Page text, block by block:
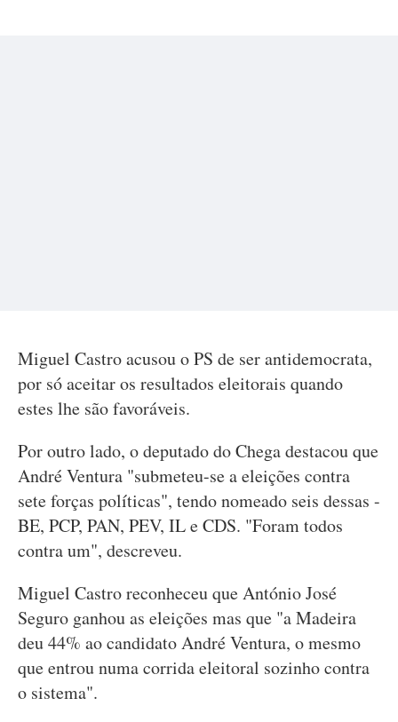
Miguel Castro acusou o PS de ser antidemocrata,
por só aceitar os resultados eleitorais quando
estes lhe são favoráveis.
Por outro lado, o deputado do Chega destacou que
André Ventura "submeteu-se a eleições contra
sete forças políticas", tendo nomeado seis dessas -
BE, PCP, PAN, PEV, IL e CDS. "Foram todos
contra um", descreveu.
Miguel Castro reconheceu que António José
Seguro ganhou as eleições mas que "a Madeira
deu 44% ao candidato André Ventura, o mesmo
que entrou numa corrida eleitoral sozinho contra
o sistema".